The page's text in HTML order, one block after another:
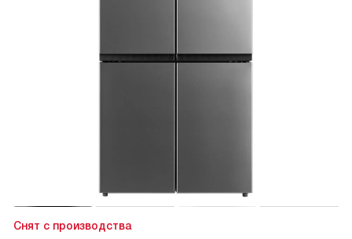
Снят с производства